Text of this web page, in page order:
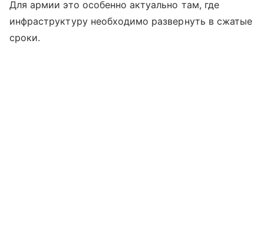
Для армии это особенно актуально там, где
инфраструктуру необходимо развернуть в сжатые
сроки.